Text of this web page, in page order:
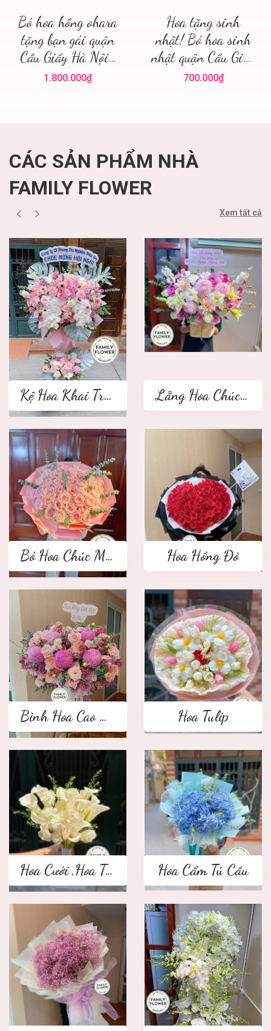
Bó hoa hồng ohara
tặng bạn gái quận
Cầu Giấy Hà Nội ,
điện hoa hà nội
1.800.000₫
Hoa tặng sinh
nhật! Bó hoa sinh
nhật quận Cầu Giấy
! Family flower hoa
700.000₫
CÁC SẢN PHẨM NHÀ
FAMILY FLOWER
Xem tất cả
Kệ Hoa Khai Trương 2 tầng Lẵng Hoa Chúc Mừng
Bó Hoa Chúc Mừng Hoa Hồng Đỏ
Bình Hoa Cao Cấp Hoa Tulip
Hoa Cưới ,Hoa Tay Cầm Cô Dâu Hoa Cẩm Tú Cầu